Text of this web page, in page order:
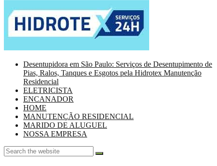
Desentupidora em São Paulo: Serviços de Desentupimento de
Pias, Ralos, Tanques e Esgotos pela Hidrotex Manutenção
Residencial
ELETRICISTA
ENCANADOR
HOME
MANUTENÇÃO RESIDENCIAL
MARIDO DE ALUGUEL
NOSSA EMPRESA